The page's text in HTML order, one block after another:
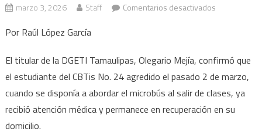
marzo 3, 2026 Staff Comentarios desactivadosen
24,
estable
y
en
Por Raúl López García
El titular de la DGETI Tamaulipas, Olegario Mejía, confirmó que
el estudiante del CBTis No. 24 agredido el pasado 2 de marzo,
cuando se disponía a abordar el microbús al salir de clases, ya
recibió atención médica y permanece en recuperación en su
domicilio.